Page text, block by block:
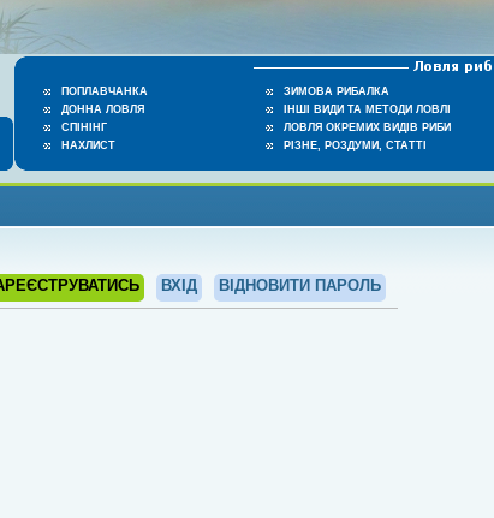
ПОПЛАВЧАНКА
ДОННА ЛОВЛЯ
СПІНІНГ
НАХЛИСТ
ЗИМОВА РИБАЛКА
ІНШІ ВИДИ ТА МЕТОДИ ЛОВЛІ
ЛОВЛЯ ОКРЕМИХ ВИДІВ РИБИ
РІЗНЕ, РОЗДУМИ, СТАТТІ
ВХІД ВІДНОВИТИ ПАРОЛЬ